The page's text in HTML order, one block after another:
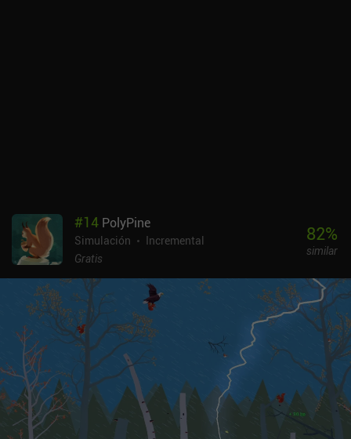
#14 PolyPine
Simulación
Incremental
Gratis
82%
similar